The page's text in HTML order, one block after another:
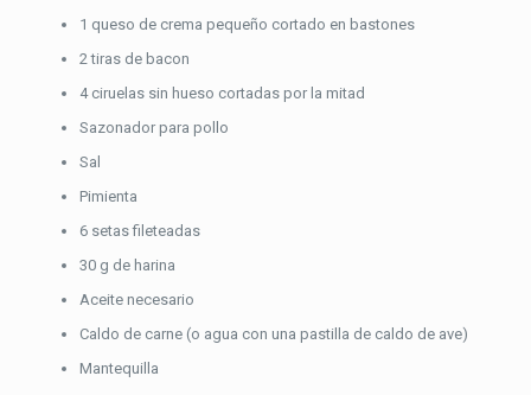
1 queso de crema pequeño cortado en bastones
2 tiras de bacon
4 ciruelas sin hueso cortadas por la mitad
Sazonador para pollo
Sal
Pimienta
6 setas fileteadas
30 g de harina
Aceite necesario
Caldo de carne (o agua con una pastilla de caldo de ave)
Mantequilla